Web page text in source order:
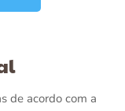
de acordo com a